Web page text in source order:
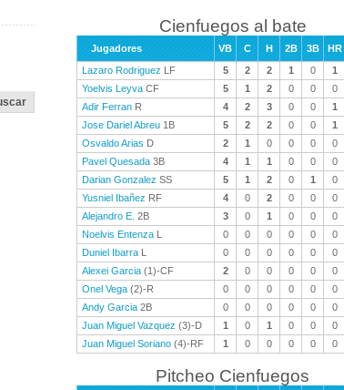
Cienfuegos al bate
Jugadores VB C H 2B 3B HR
Lazaro Rodriguez LF 5 2 2 1 0 1
Yoelvis Leyva CF 5 1 2 0 0 0
Adir Ferran R 4 2 3 0 0 1
Jose Dariel Abreu 1B 5 2 2 0 0 1
Osvaldo Arias D 2 1 0 0 0 0
Pavel Quesada 3B 4 1 1 0 0 0
Darian Gonzalez SS 5 1 2 0 1 0
Yusniel Ibañez RF 4 0 2 0 0 0
Alejandro E. 2B 3 0 1 0 0 0
Noelvis Entenza L 0 0 0 0 0 0
Duniel Ibarra L 0 0 0 0 0 0
Alexei Garcia (1)-CF 2 0 0 0 0 0
Onel Vega (2)-R 0 0 0 0 0 0
Andy Garcia 2B 0 0 0 0 0 0
Juan Miguel Vazquez (3)-D 1 0 1 0 0 0
Juan Miguel Soriano (4)-RF 1 0 0 0 0 0
Pitcheo Cienfuegos